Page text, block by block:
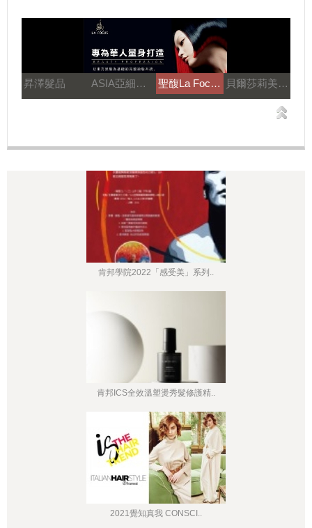
昇澤髮品 ASIA亞細亞溫塑機 聖馥La Focus 貝爾莎莉美髮美容補習
肯邦學院2022「感受美」系列..
肯邦ICS全效溫塑燙秀髮修護精..
2021覺知真我 CONSCI..